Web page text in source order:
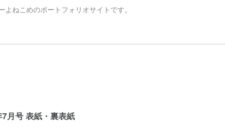
よねこめのポートフォリオサイトです。
月号 表紙・裏表紙